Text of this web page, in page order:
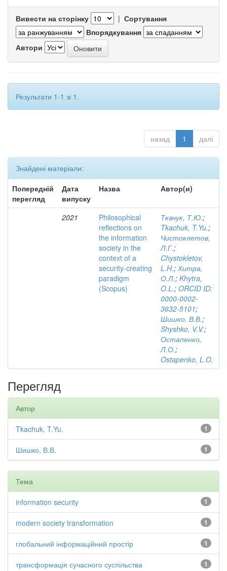
Вивести на сторінку | Сортування
Впорядкування
Автори
Результати 1-1 зі 1.
назад 1 далі
Знайдені матеріали:
Попередній
перегляд
Дата
випуску
Назва Автор(и)
2021
Philosophical
reflections on
the information
society in the
context of a
security-creating
paradigm
(Scopus)
Ткачук, Т.Ю.;
Tkachuk, T.Yu.;
Чистоклетов,
Л.Г.;
Chystokletov,
L.H.; Хитра,
О.Л.; Khytra,
O.L.; ORCID ID:
0000-0002-
3632-5101;
Шишко, В.В.;
Shyshko, V.V.;
Остапенко,
Л.О.;
Ostapenko, L.O.
Перегляд
Автор
1
Tkachuk, T.Yu.
1
Шишко, В.В.
Тема
1
information security
1
modern society transformation
1
глобальний інформаційний простір
1
трансформація сучасного суспільства